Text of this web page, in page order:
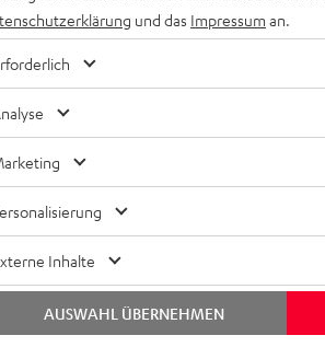
BEWERTUNGEN
und das Impressum an.
Inhalte
AUSWAHL ÜBERNEHMEN